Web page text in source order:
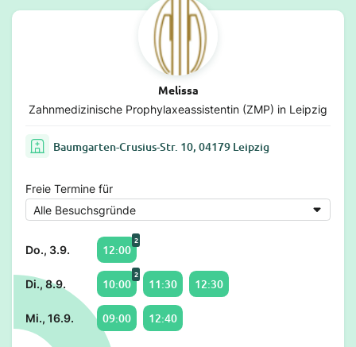
Melissa
Zahnmedizinische Prophylaxeassistentin (ZMP) in Leipzig
Baumgarten-Crusius-Str. 10, 04179 Leipzig
Freie Termine für
Do., 3.9. 12:00
2
Di., 8.9. 10:00
2
11:30 12:30
Mi., 16.9. 09:00 12:40